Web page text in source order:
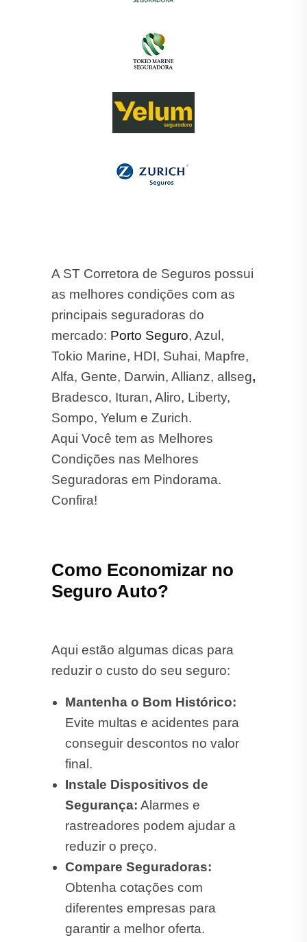
as melhores condições com as
principais seguradoras do
mercado: Porto Seguro , Azul,
Tokio Marine, HDI, Suhai, Mapfre,
Alfa, Gente, Darwin, Allianz, allseg
Bradesco, Ituran, Aliro, Liberty,
Sompo, Yelum e Zurich.
Aqui Você tem as Melhores
Condições nas Melhores
Seguradoras em Pindorama.
Confira!
Seguro Auto?
reduzir o custo do seu seguro:
Mantenha o Bom Histórico:
Evite multas e acidentes para
conseguir descontos no valor
final.
Instale Dispositivos de
Segurança:Alarmes e
rastreadores podem ajudar a
reduzir o preço.
Compare Seguradoras:
Obtenha cotações com
diferentes empresas para
garantir a melhor oferta.